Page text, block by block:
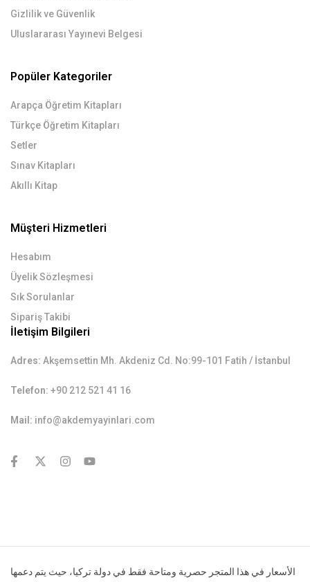
Gizlilik ve Güvenlik
Uluslararası Yayınevi Belgesi
Popüler Kategoriler
Arapça Öğretim Kitapları
Türkçe Öğretim Kitapları
Setler
Sınav Kitapları
Akıllı Kitap
Müşteri Hizmetleri
Hesabım
Üyelik Sözleşmesi
Sık Sorulanlar
Sipariş Takibi
İletişim Bilgileri
Adres: Akşemsettin Mh. Akdeniz Cd. No:99-101 Fatih / İstanbul
Telefon: +90 212 521 41 16
Mail: info@akdemyayinlari.com
الأسعار في هذا المتجر حصرية ومتاحة فقط في دولة تركيا، حيث يتم دعمها